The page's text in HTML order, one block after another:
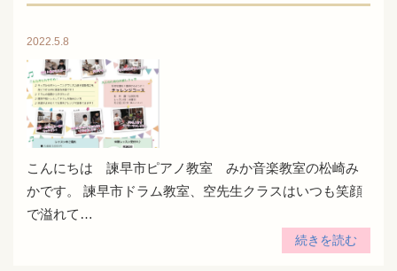
2022.5.8
こんにちは 諫早市ピアノ教室 みか音楽教室の松崎み
かです。 諫早市ドラム教室、空先生クラスはいつも笑顔
で溢れて…
続きを読む